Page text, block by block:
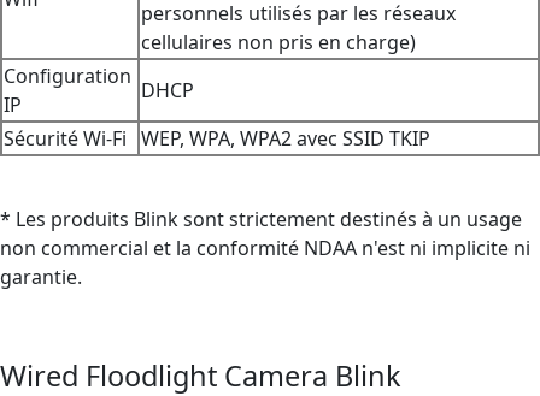
personnels utilisés par les réseaux
cellulaires non pris en charge)
Configuration
IP
DHCP
Sécurité Wi-Fi WEP, WPA, WPA2 avec SSID TKIP
* Les produits Blink sont strictement destinés à un usage
non commercial et la conformité NDAA n'est ni implicite ni
garantie.
Wired Floodlight Camera Blink